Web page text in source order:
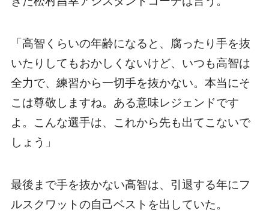
「高智くらいの年齢になると、腐ったり手を抜
いたりしてもおかしくないけど、いつも高智は
全力で、練習から一切手を抜かない。本当にそ
こは尊敬しますね。ある意味レジェンドです
よ。こんな選手は、これから先も出てこないで
しょう」
最後まで手を抜かない高智は、引退する年にフ
ルスクワットの自己ベストを出していた。